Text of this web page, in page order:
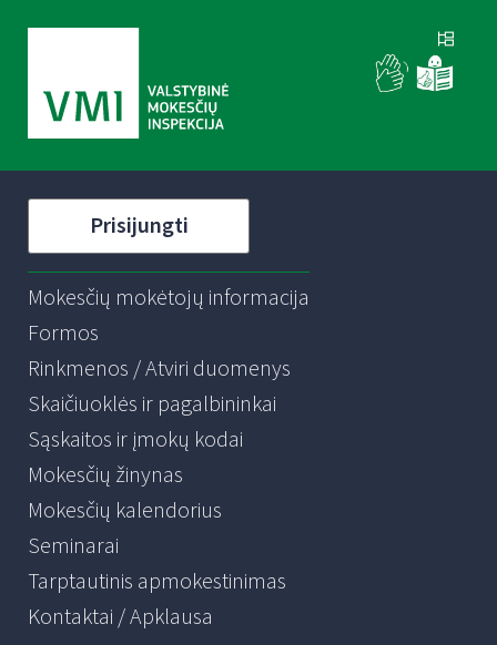
Prisijungti
Mokesčių mokėtojų informacija
Formos
Rinkmenos / Atviri duomenys
Skaičiuoklės ir pagalbininkai
Sąskaitos ir įmokų kodai
Mokesčių žinynas
Mokesčių kalendorius
Seminarai
Tarptautinis apmokestinimas
Kontaktai / Apklausa